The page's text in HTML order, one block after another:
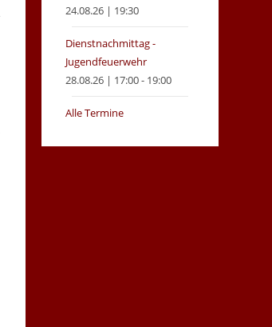
24.08.26 | 19:30
Dienstnachmittag -
Jugendfeuerwehr
28.08.26 | 17:00 - 19:00
Alle Termine